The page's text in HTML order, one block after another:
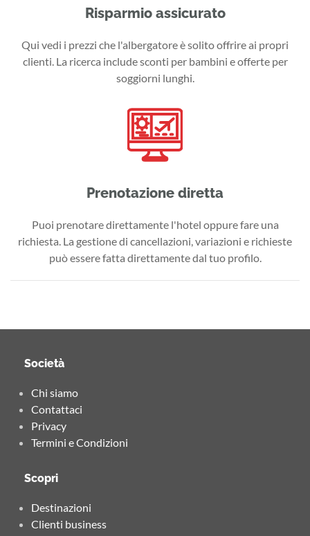
Risparmio assicurato
Qui vedi i prezzi che l'albergatore è solito offrire ai propri
clienti. La ricerca include sconti per bambini e offerte per
soggiorni lunghi.
Prenotazione diretta
Puoi prenotare direttamente l'hotel oppure fare una
richiesta. La gestione di cancellazioni, variazioni e richieste
può essere fatta direttamente dal tuo profilo.
Società
Chi siamo
Contattaci
Privacy
Termini e Condizioni
Scopri
Destinazioni
Clienti business